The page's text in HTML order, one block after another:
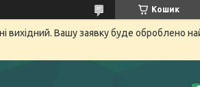
Кошик
вихідний. Вашу заявку буде оброблено